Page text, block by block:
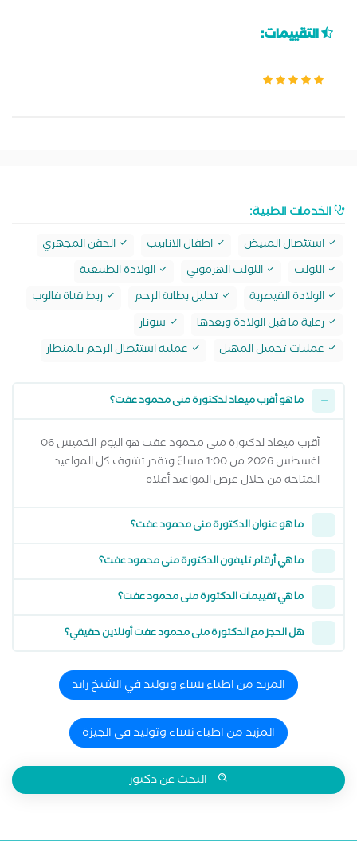
التقييمات:
الخدمات الطبية:
استئصال المبيض اطفال الانابيب
الحقن المجهري
اللولب
اللولب الهرموني
الولادة الطبيعية
الولادة القيصرية
تحليل بطانة الرحم
ربط قناة فالوب
رعاية ما قبل الولادة وبعدها
سونار
عمليات تجميل المهبل
عملية استئصال الرحم بالمنظار
ما هو أقرب ميعاد لدكتورة منى محمود عفت؟
أقرب ميعاد لدكتورة منى محمود عفت هو اليوم الخميس 06
اغسطس 2026 من 1:00 مساءً وتقدر تشوف كل المواعيد
المتاحة من خلال عرض المواعيد أعلاه
ما هو عنوان الدكتورة منى محمود عفت؟
ما هي أرقام تليفون الدكتورة منى محمود عفت؟
ما هي تقييمات الدكتورة منى محمود عفت؟
هل الحجز مع الدكتورة منى محمود عفت أونلاين حقيقي؟
المزيد من اطباء نساء وتوليد في الشيخ زايد
المزيد من اطباء نساء وتوليد في الجيزة
البحث عن دكتور